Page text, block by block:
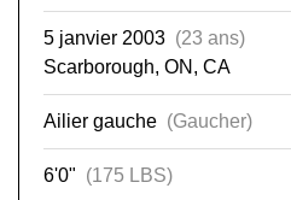
5 janvier 2003 (23 ans)
Scarborough, ON, CA
Ailier gauche (Gaucher)
6'0" (175 LBS)